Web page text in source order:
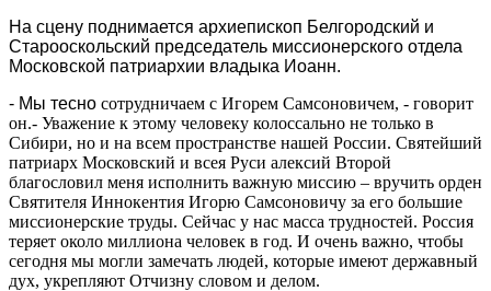
На сцену поднимается архиепископ Белгородский и
Старооскольский председатель миссионерского отдела
Московской патриархии владыка Иоанн.
- Мы тесно сотрудничаем с Игорем Самсоновичем, - говорит
он.- Уважение к этому человеку колоссально не только в
Сибири, но и на всем пространстве нашей России. Святейший
патриарх Московский и всея Руси алексий Второй
благословил меня исполнить важную миссию – вручить орден
Святителя Иннокентия Игорю Самсоновичу за его большие
миссионерские труды. Сейчас у нас масса трудностей. Россия
теряет около миллиона человек в год. И очень важно, чтобы
сегодня мы могли замечать людей, которые имеют державный
дух, укрепляют Отчизну словом и делом.